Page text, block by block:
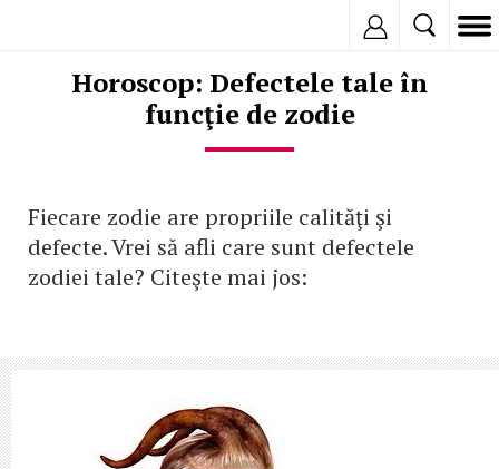
Horoscop: Defectele tale în
funcţie de zodie
Fiecare zodie are propriile calităţi şi
defecte. Vrei să afli care sunt defectele
zodiei tale? Citeşte mai jos: